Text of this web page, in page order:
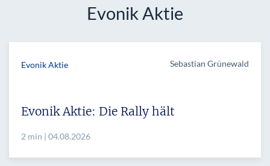
Evonik Aktie
Evonik Aktie Sebastian Grünewald
Evonik Aktie: Die Rally hält
2 min | 04.08.2026